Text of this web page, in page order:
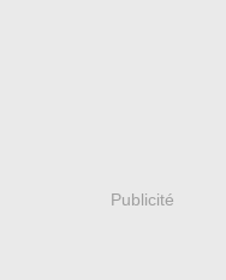
Publicité